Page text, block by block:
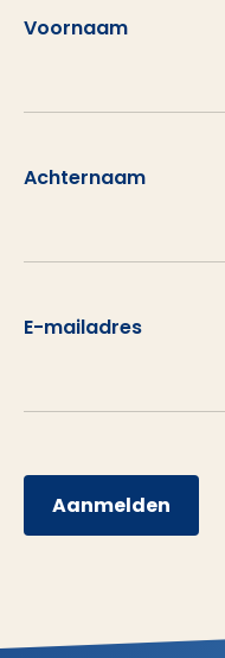
Voornaam
Achternaam
E-mailadres
Aanmelden